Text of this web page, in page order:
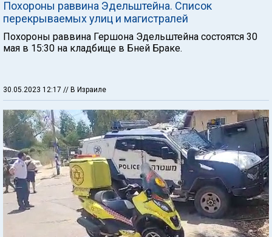
Похороны раввина Эдельштейна. Список
перекрываемых улиц и магистралей
Похороны раввина Гершона Эдельштейна состоятся 30
мая в 15:30 на кладбище в Бней Браке.
30.05.2023 12:17 // В Израиле